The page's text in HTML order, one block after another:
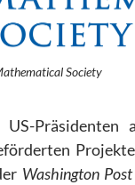
Society
Präsidenten
Washington Post